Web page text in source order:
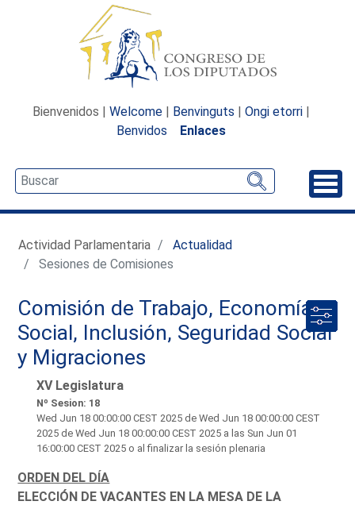
Bienvenidos | Welcome | Benvinguts | Ongi etorri |
Benvidos
Enlaces
Actividad Parlamentaria
Actualidad
Sesiones de Comisiones
Comisión de Trabajo, Economía
Social, Inclusión, Seguridad Social
y Migraciones
XV Legislatura
Nº Sesion: 18
Wed Jun 18 00:00:00 CEST 2025 de Wed Jun 18 00:00:00 CEST
2025 de Wed Jun 18 00:00:00 CEST 2025 a las Sun Jun 01
16:00:00 CEST 2025 o al finalizar la sesión plenaria
ORDEN DEL DÍA
ELECCIÓN DE VACANTES EN LA MESA DE LA